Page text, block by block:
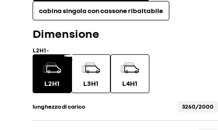
cabina singola con cassone ribaltabile
Dimensione
L2H1-
L2H1 L3H1 L4H1
lunghezza di carico 3260/2000